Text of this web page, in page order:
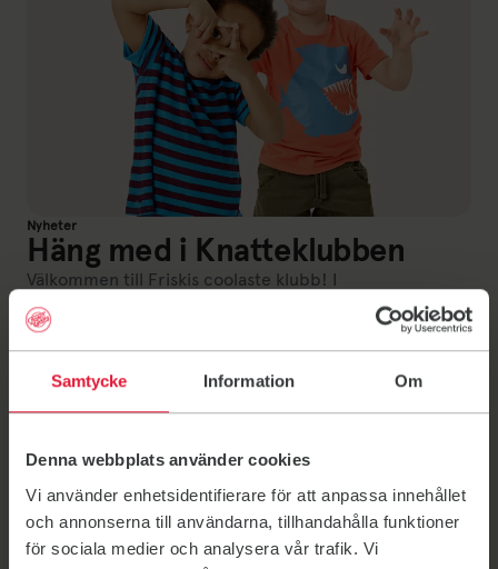
Samtycke Information Om
Denna webbplats använder cookies
Vi använder enhetsidentifierare för att anpassa innehållet
och annonserna till användarna, tillhandahålla funktioner
för sociala medier och analysera vår trafik. Vi
Nyheter
Häng med i Knatteklubben
Välkommen till Friskis coolaste klubb! I
Knatteklubben bjuder vi in till kul rörelseaktiviteter
för barn mellan 4-6 år, utan föräldrar men
väcker kroppen och får energin att bubbla.
15 juli 2026